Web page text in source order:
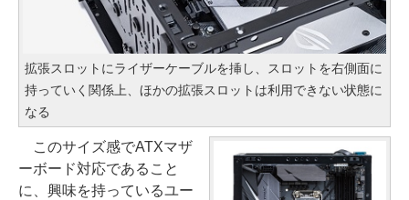
拡張スロットにライザーケーブルを挿し、スロットを右側面に
持っていく関係上、ほかの拡張スロットは利用できない状態に
なる
このサイズ感でATXマザ
ーボード対応であること
に、興味を持っているユー